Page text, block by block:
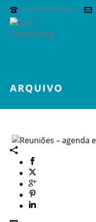
(+351) 915 550 022
ARQUIVO